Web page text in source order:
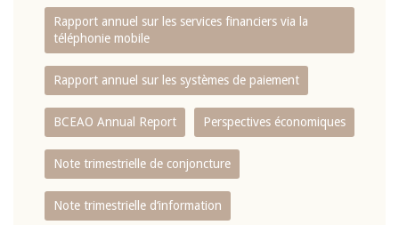
Rapport annuel sur les services financiers via la
téléphonie mobile
Rapport annuel sur les systèmes de paiement
BCEAO Annual Report Perspectives économiques
Note trimestrielle de conjoncture
Note trimestrielle d‘information